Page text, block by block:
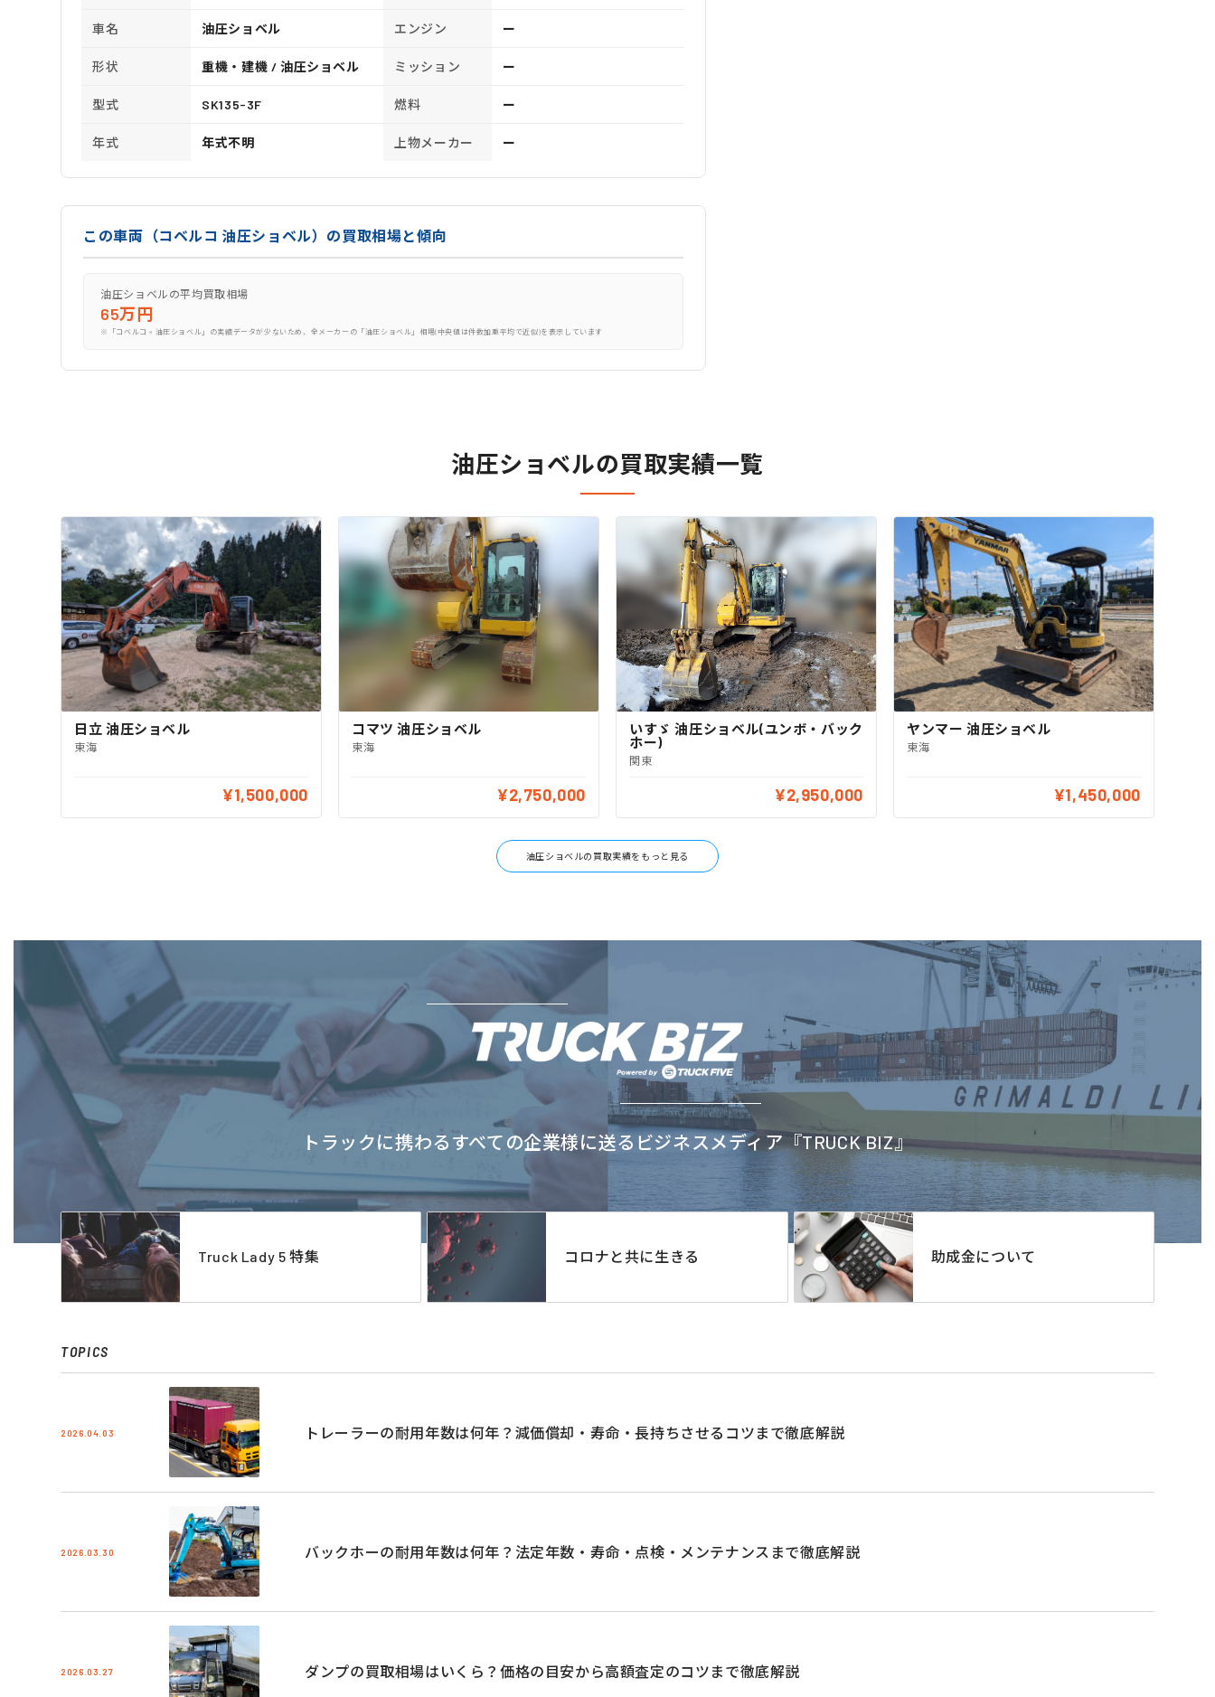
車名 油圧ショベル エンジン ー
形状 重機・建機 / 油圧ショベル ミッション ー
型式 SK135-3F 燃料 ー
年式 年式不明 上物メーカー ー
この車両（コベルコ 油圧ショベル）の買取相場と傾向
油圧ショベルの平均買取相場
65万円
※「コベルコ × 油圧ショベル」の実績データが少ないため、全メーカーの「油圧ショベル」相場(中央値は件数加重平均で近似)を表示しています
油圧ショベルの買取実績一覧
日立 油圧ショベル
東海
¥1,500,000
コマツ 油圧ショベル
東海
¥2,750,000
いすゞ 油圧ショベル(ユンボ・バック
ホー)
関東
¥2,950,000
ヤンマー 油圧ショベル
東海
¥1,450,000
油圧ショベルの買取実績をもっと見る
トラックに携わるすべての企業様に送るビジネスメディア『TRUCK BIZ』
Truck Lady 5 特集 コロナと共に生きる 助成金について
TOPICS
2026.04.03 トレーラーの耐用年数は何年？減価償却・寿命・長持ちさせるコツまで徹底解説
2026.03.30 バックホーの耐用年数は何年？法定年数・寿命・点検・メンテナンスまで徹底解説
2026.03.27 ダンプの買取相場はいくら？価格の目安から高額査定のコツまで徹底解説